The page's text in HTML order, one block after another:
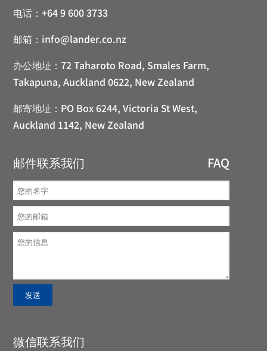
电话：+64 9 600 3733
邮箱： info@lander.co.nz
办公地址：72 Taharoto Road, Smales Farm,
Takapuna, Auckland 0622, New Zealand
邮寄地址： PO Box 6244, Victoria St West,
Auckland 1142, New Zealand
邮件联系我们 FAQ
微信联系我们